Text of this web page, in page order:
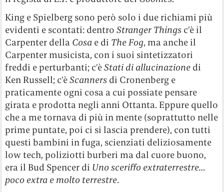
King e Spielberg sono però solo i due richiami più
evidenti e scontati: dentroStranger Things c’è il
Carpenter della Cosa e di The Fog, ma anche il
Carpenter musicista, con i suoi sintetizzatori
freddi e perturbanti; c’èStati di allucinazione di
Ken Russell; c’èScanners di Cronenberg e
praticamente ogni cosa a cui possiate pensare
girata e prodotta negli anni Ottanta. Eppure quello
che a me tornava di più in mente (soprattutto nelle
prime puntate, poi ci si lascia prendere), con tutti
questi bambini in fuga, scienziati deliziosamente
low tech, poliziotti burberi ma dal cuore buono,
era il Bud Spencer di Uno sceriffo extraterrestre…
poco extra e molto terrestre.